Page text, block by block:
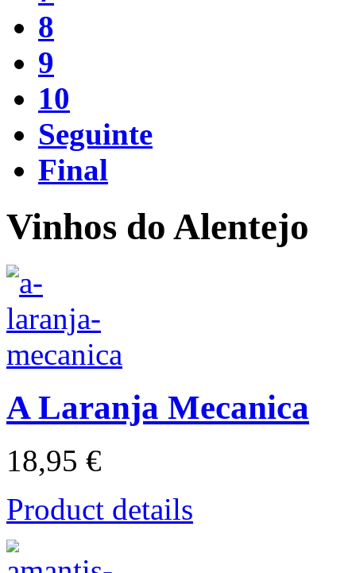
8
9
10
Seguinte
Final
Vinhos do Alentejo
A Laranja Mecanica
18,95 €
Product details